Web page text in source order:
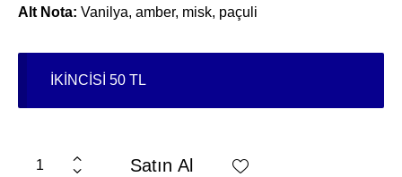
Alt Nota: Vanilya, amber, misk, paçuli
İKİNCİSİ 50 TL
Satın Al